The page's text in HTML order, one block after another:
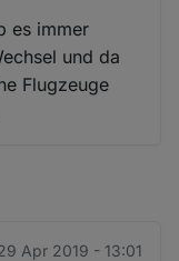
es immer
und da
Flugzeuge
Apr 2019 - 13:01